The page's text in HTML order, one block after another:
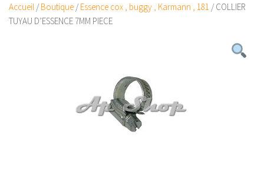
Accueil / Boutique / Essence cox , buggy , Karmann , 181 / COLLIER
TUYAU D’ESSENCE 7MM PIECE